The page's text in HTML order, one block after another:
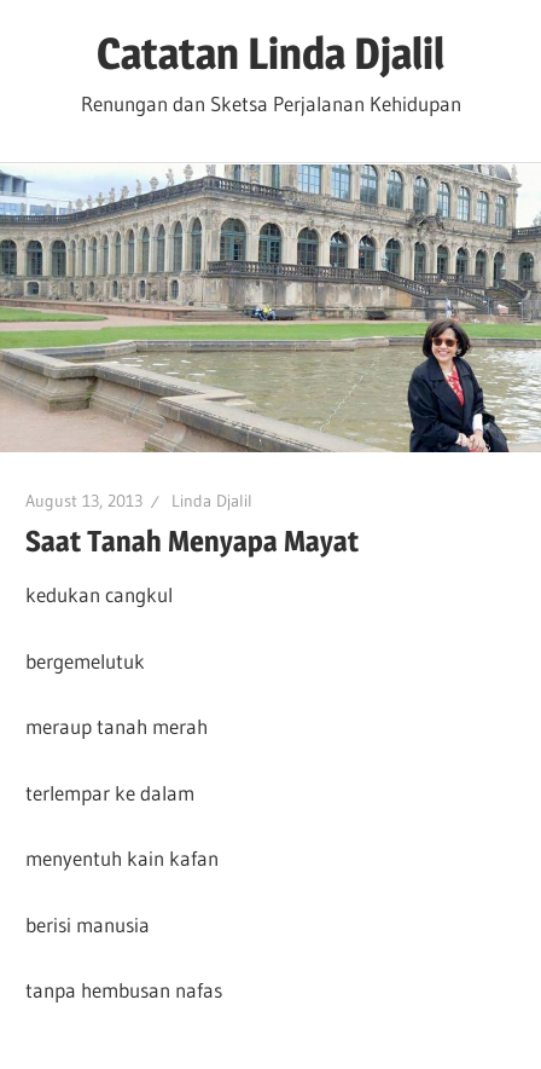
Catatan Linda Djalil
Renungan dan Sketsa Perjalanan Kehidupan
August 13, 2013 Linda Djalil
Saat Tanah Menyapa Mayat
kedukan cangkul
bergemelutuk
meraup tanah merah
terlempar ke dalam
menyentuh kain kafan
berisi manusia
tanpa hembusan nafas